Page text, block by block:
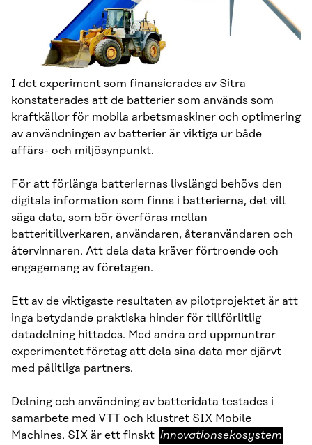
I det experiment som finansierades av Sitra
konstaterades att de batterier som används som
kraftkällor för mobila arbetsmaskiner och optimering
av användningen av batterier är viktiga ur både
affärs- och miljösynpunkt.
För att förlänga batteriernas livslängd behövs den
digitala information som finns i batterierna, det vill
säga data, som bör överföras mellan
batteritillverkaren, användaren, återanvändaren och
återvinnaren. Att dela data kräver förtroende och
engagemang av företagen.
Ett av de viktigaste resultaten av pilotprojektet är att
inga betydande praktiska hinder för tillförlitlig
datadelning hittades. Med andra ord uppmuntrar
experimentet företag att dela sina data mer djärvt
med pålitliga partners.
Delning och användning av batteridata testades i
samarbete med VTT och klustret SIX Mobile
Machines. SIX är ett finskt innovationsekosystem
innovationsekosystem